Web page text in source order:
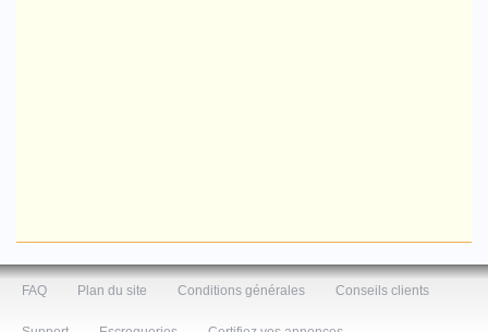
FAQ Plan du site Conditions générales Conseils clients